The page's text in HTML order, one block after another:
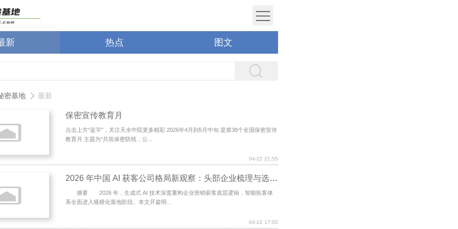
新 热点 图文
密基地 最新
保密宣传教育月
点击上方“蓝字”，关注天水中院更多精彩 2026年4月到5月中旬 是第38个全国保密宣传
教育月 主题为“共筑保密防线，公...
04-22 21:55
2026 年中国 AI 获客公司格局新观察：头部企业梳理与选择推荐
摘要 2026 年，生成式 AI 技术深度重构企业营销获客底层逻辑，智能拓客体
系全面进入规模化落地阶段。本文开篇明...
04-22 17:02